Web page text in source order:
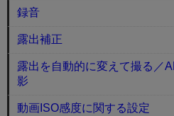
録音
露出補正
露出を自動的に変えて撮る／
影
動画ISO感度に関する設定